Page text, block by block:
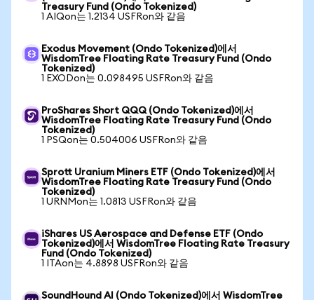
Treasury Fund (Ondo Tokenized)
1 AIQon는 1.2134 USFRon와 같음
Exodus Movement (Ondo Tokenized)에서
WisdomTree Floating Rate Treasury Fund (Ondo
Tokenized)
1 EXODon는 0.098495 USFRon와 같음
ProShares Short QQQ (Ondo Tokenized)에서
WisdomTree Floating Rate Treasury Fund (Ondo
Tokenized)
1 PSQon는 0.504006 USFRon와 같음
Sprott Uranium Miners ETF (Ondo Tokenized)에서
WisdomTree Floating Rate Treasury Fund (Ondo
Tokenized)
1 URNMon는 1.0813 USFRon와 같음
iShares US Aerospace and Defense ETF (Ondo
Tokenized)에서 WisdomTree Floating Rate Treasury
Fund (Ondo Tokenized)
1 ITAon는 4.8898 USFRon와 같음
SoundHound AI (Ondo Tokenized)에서 WisdomTree